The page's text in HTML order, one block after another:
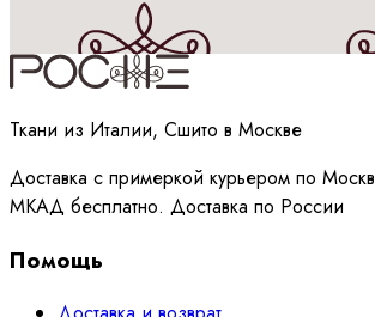
Принимаюполитикуобработки данных
Ткани из Италии, Сшито в Москве
Доставка с примеркой курьером по
МКАД бесплатно. Доставка по России
Помощь